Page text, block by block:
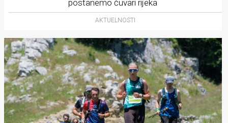
postanemo čuvari rijeka
AKTUELNOSTI